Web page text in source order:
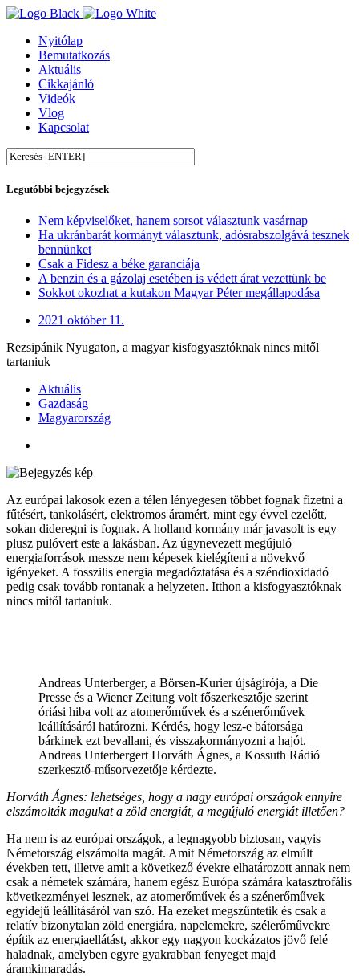
Nyitólap
Bemutatkozás
Aktuális
Cikkajánló
Videók
Vlog
Kapcsolat
Legutóbbi bejegyzések
Nem képviselőket, hanem sorsot választunk vasárnap
Ha ukránbarát kormányt választunk, adósrabszolgává tesznek
bennünket
Csak a Fidesz a béke garanciája
A benzin és a gázolaj esetében is védett árat vezettünk be
Sokkot okozhat a kutakon Magyar Péter megállapodása
2021 október 11.
Rezsipánik Nyugaton, a magyar kisfogyasztóknak nincs mitől
tartaniuk
Aktuális
Gazdaság
Magyarország
Az európai lakosok ezen a télen lényegesen többet fognak fizetni a
fűtésért, tankolásért, elektromos áramért, mint egy évvel ezelőtt,
sokan dideregni is fognak. A holland kormány már javasolt is egy
plusz pulóvert este a lakásban. Az úgynevezett megújuló
energiaforrások messze nem képesek kielégíteni a növekvő
igényeket. A fosszilis energia megadóztatása és a széndioxidadó
pedig csak tovább rontanak a helyzeten. Itthon a kisfogyasztóknak
nincs mitől tartaniuk.
Andreas Unterberger, a Börsen-Kurier újságírója, a Die
Presse és a Wiener Zeitung volt főszerkesztője szerint
óriási hiba volt az atomerőművek és a szénerőművek
leállításáról határozni. Kérdés, hogy lesz-e bátorsága
bárkinek ezt bevallani, és visszakormányozni a hajót.
Andreas Unterbergert Horváth Ágnes, a Kossuth Rádió
szerkesztő-műsorvezetője kérdezte.
Horváth Ágnes: lehetséges, hogy a nagy európai országok ennyire
elszámolták magukat a zöld energiát, a megújuló energiát illetően?
Ha nem is az európai országok, a legnagyobb biztosan, vagyis
Németország elszámolta magát. Amit Németország az elmúlt
években tett, illetve amit a következő évekre elhatározott annak nem
csak a németek számára, hanem egész Európa számára katasztrofális
következményei lesznek, az atomerőművek és a szénerőművek
egyidejű leállításáról van szó. Ha ezeket megszűntetik és csak a
relatív bizonytalan zöld energiára, napelemekre, szélerőművekre
építik az energiaellátást, akkor egy nagyon kockázatos jövő felé
haladnak, amelyben egyre gyakrabban fenyeget majd
áramkimaradás.